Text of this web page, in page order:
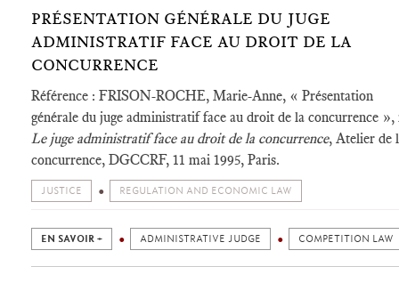
PRÉSENTATION GÉNÉRALE DU JUGE
ADMINISTRATIF FACE AU DROIT DE LA
CONCURRENCE
Référence : FRISON-ROCHE, Marie-Anne, « Présentation
générale du juge administratif face au droit de la concurrence »,
Le juge administratif face au droit de la concurrence, Atelier de
concurrence, DGCCRF, 11 mai 1995, Paris.
JUSTICE REGULATION AND ECONOMIC LAW
EN SAVOIR + ADMINISTRATIVE JUDGE COMPETITION LAW